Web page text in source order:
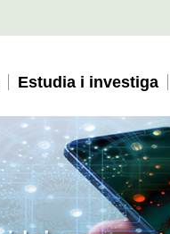
Estudia i investiga